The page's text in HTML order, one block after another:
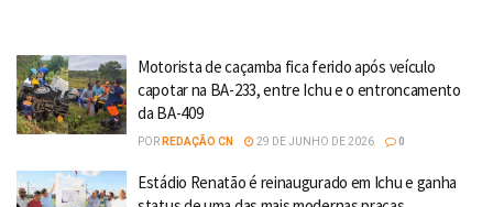
Motorista de caçamba fica ferido após veículo
capotar na BA-233, entre Ichu e o entroncamento
da BA-409
POR REDAÇÃO CN 29 DE JUNHO DE 2026 0
Estádio Renatão é reinaugurado em Ichu e ganha